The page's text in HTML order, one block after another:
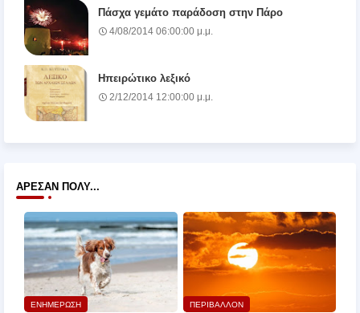
Πάσχα γεμάτο παράδοση στην Πάρο
4/08/2014 06:00:00 μ.μ.
Ηπειρώτικο λεξικό
2/12/2014 12:00:00 μ.μ.
ΆΡΕΣΑΝ ΠΟΛΎ...
ΕΝΗΜΕΡΩΣΗ ΠΕΡΙΒΑΛΛΟΝ